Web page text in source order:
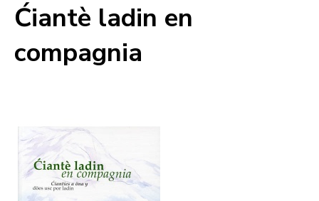
Ćiantè ladin en
compagnia